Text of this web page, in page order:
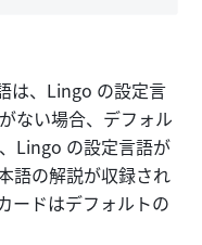
は、Lingo の設定言
ない場合、デフォル
Lingo の設定言語が
語の解説が収録され
ードはデフォルトの